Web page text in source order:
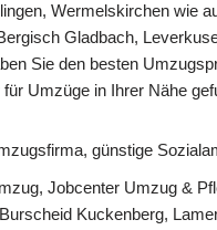
Wermelskirchen wie
Gladbach,
Sie den besten
Umzüge in Ihrer Nähe
günstige
Jobcenter Umzug &
Kuckenberg,